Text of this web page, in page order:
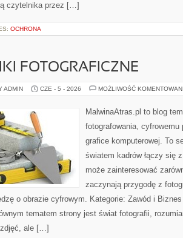
czytelnika przez […]
OCHRONA
FOTOGRAFICZNE
ADMIN CZE - 5 - 2026 MOŻLIWOŚĆ
MalwinaAtras.pl to blog
fotografowania, cyfrowemu
grafice komputerowej. To
światem kadrów łączy się
może zainteresować
zaczynają przygodę z
o obrazie cyfrowym. Kategorie: Zawód i
tematem strony jest świat fotografii,
ale […]